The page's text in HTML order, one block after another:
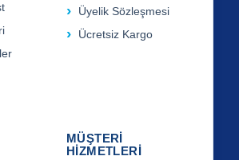
Üyelik Sözleşmesi
Ücretsiz Kargo
MÜŞTERİ
HİZMETLERİ